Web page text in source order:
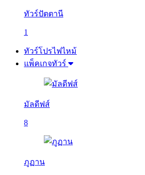
ทัวร์ปัตตานี
1
ทัวร์โปรไฟไหม้
แพ็คเกจทัวร์
มัลดีฟส์
8
ภูฏาน